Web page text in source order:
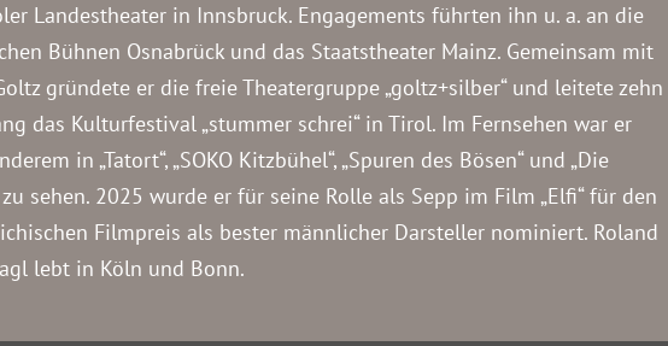
Landestheater in Innsbruck. Engagements führten ihn u. a. an die
Bühnen Osnabrück und das Staatstheater Mainz. Gemeinsam mit
gründete er die freie Theatergruppe „goltz+silber“ und leitete zehn
das Kulturfestival „stummer schrei“ in Tirol. Im Fernsehen war er
in „Tatort“, „SOKO Kitzbühel“, „Spuren des Bösen“ und „Die
zu sehen. 2025 wurde er für seine Rolle als Sepp im Film „Elfi“ für den
Filmpreis als bester männlicher Darsteller nominiert. Roland
lebt in Köln und Bonn.